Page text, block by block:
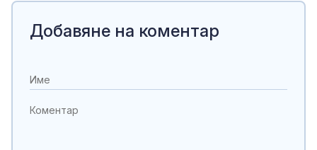
Добавяне на коментар